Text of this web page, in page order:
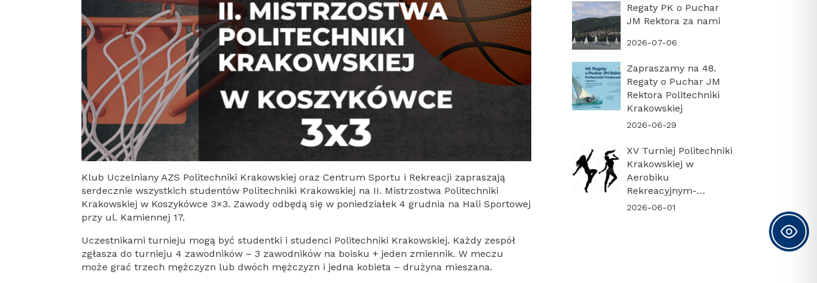
Klub Uczelniany AZS Politechniki Krakowskiej oraz Centrum Sportu i Rekreacji zapraszają
serdecznie wszystkich studentów Politechniki Krakowskiej na II. Mistrzostwa Politechniki
Krakowskiej w Koszykówce 3×3. Zawody odbędą się w poniedziałek 4 grudnia na Hali Sportowej
przy ul. Kamiennej 17.
Uczestnikami turnieju mogą być studentki i studenci Politechniki Krakowskiej. Każdy zespół
zgłasza do turnieju 4 zawodników – 3 zawodników na boisku + jeden zmiennik. W meczu
może grać trzech mężczyzn lub dwóch mężczyzn i jedna kobieta – drużyna mieszana.
Regaty PK o Puchar
JM Rektora za nami
2026-07-06
Zapraszamy na 48.
Regaty o Puchar JM
Rektora Politechniki
Krakowskiej
2026-06-29
XV Turniej Politechniki
Krakowskiej w
Aerobiku
Rekreacyjnym-
PODSUMOWANIE
2026-06-01